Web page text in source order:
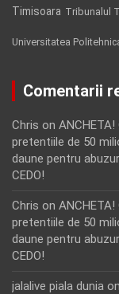
Timisoara Tribunalul
Universitatea
Comentarii
Chris on
pretentiile de 50
daune pentru
CEDO!
Chris on
pretentiile de 50
daune pentru
CEDO!
jalalive piala dunia on